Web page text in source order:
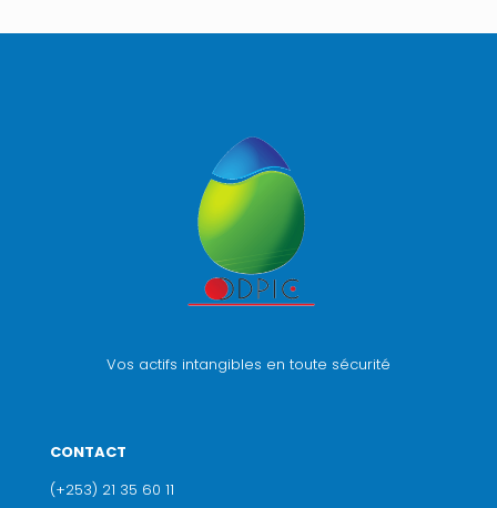
Vos actifs intangibles en toute sécurité
CONTACT
(+253) 21 35 60 11